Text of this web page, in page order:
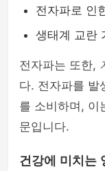
전자파로 인
생태계 교란
전자파는 또한,
다. 전자파를 발
를 소비하며, 이
문입니다.
건강에 미치는